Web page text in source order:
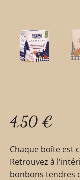
4,50 €
Chaque boîte est
Retrouvez à
bonbons tendres